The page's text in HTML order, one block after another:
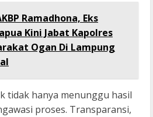
Ramadhona, Eks
Kini Jabat Kapolres
Ogan Di Lampung
tidak hanya menunggu hasil
proses. Transparansi,